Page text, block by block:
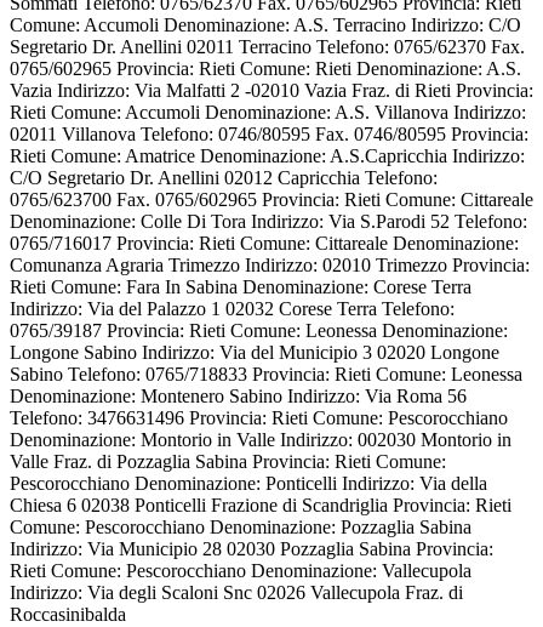
Comune: Accumoli Denominazione: A.S. Terracino Indirizzo: C/O
Segretario Dr. Anellini 02011 Terracino Telefono: 0765/62370 Fax.
0765/602965 Provincia: Rieti Comune: Rieti Denominazione: A.S.
Vazia Indirizzo: Via Malfatti 2 -02010 Vazia Fraz. di Rieti Provincia:
Rieti Comune: Accumoli Denominazione: A.S. Villanova Indirizzo:
02011 Villanova Telefono: 0746/80595 Fax. 0746/80595 Provincia:
Rieti Comune: Amatrice Denominazione: A.S.Capricchia Indirizzo:
C/O Segretario Dr. Anellini 02012 Capricchia Telefono:
0765/623700 Fax. 0765/602965 Provincia: Rieti Comune: Cittareale
Denominazione: Colle Di Tora Indirizzo: Via S.Parodi 52 Telefono:
0765/716017 Provincia: Rieti Comune: Cittareale Denominazione:
Comunanza Agraria Trimezzo Indirizzo: 02010 Trimezzo Provincia:
Rieti Comune: Fara In Sabina Denominazione: Corese Terra
Indirizzo: Via del Palazzo 1 02032 Corese Terra Telefono:
0765/39187 Provincia: Rieti Comune: Leonessa Denominazione:
Longone Sabino Indirizzo: Via del Municipio 3 02020 Longone
Sabino Telefono: 0765/718833 Provincia: Rieti Comune: Leonessa
Denominazione: Montenero Sabino Indirizzo: Via Roma 56
Telefono: 3476631496 Provincia: Rieti Comune: Pescorocchiano
Denominazione: Montorio in Valle Indirizzo: 002030 Montorio in
Valle Fraz. di Pozzaglia Sabina Provincia: Rieti Comune:
Pescorocchiano Denominazione: Ponticelli Indirizzo: Via della
Chiesa 6 02038 Ponticelli Frazione di Scandriglia Provincia: Rieti
Comune: Pescorocchiano Denominazione: Pozzaglia Sabina
Indirizzo: Via Municipio 28 02030 Pozzaglia Sabina Provincia:
Rieti Comune: Pescorocchiano Denominazione: Vallecupola
Indirizzo: Via degli Scaloni Snc 02026 Vallecupola Fraz. di
Roccasinibalda